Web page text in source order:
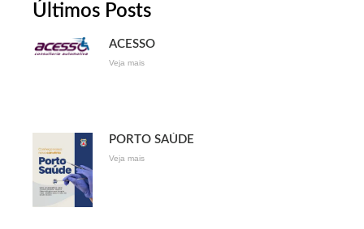
Últimos Posts
ACESSO
Veja mais
PORTO SAÚDE
Veja mais